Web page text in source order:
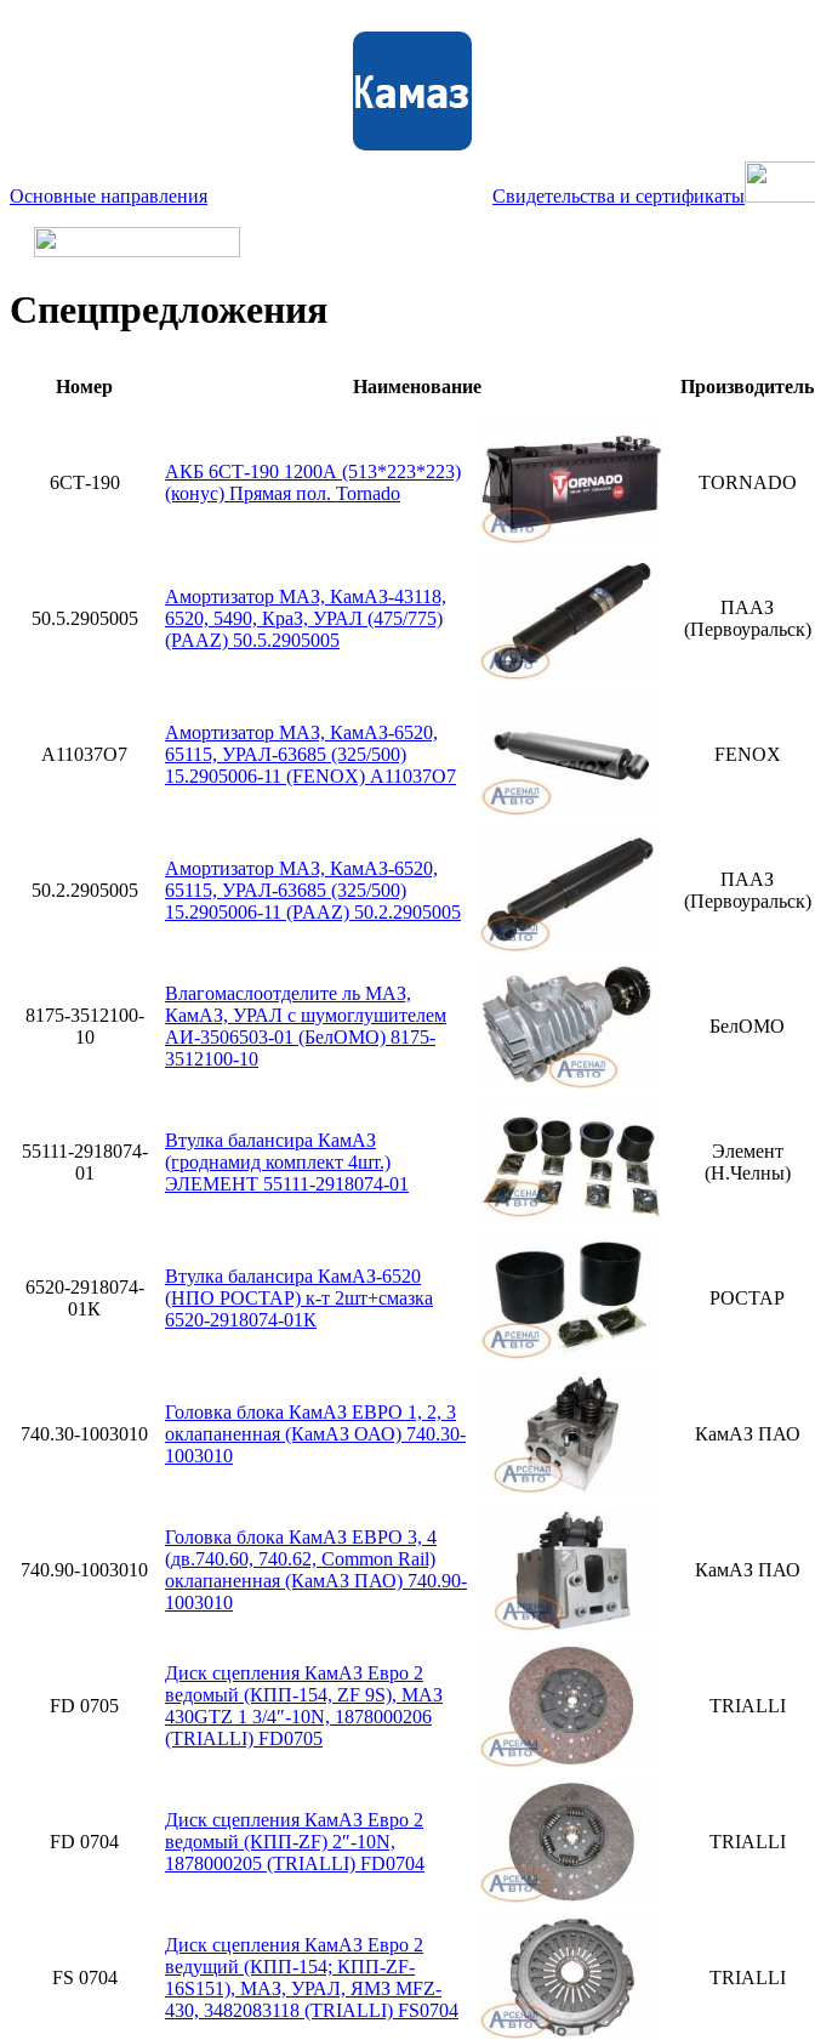
Основные направления Свидетельства и сертификаты
Спецпредложения
Номер Наименование Производитель
6СТ-190
АКБ 6СТ-190 1200А (513*223*223)
(конус) Прямая пол. Tornado
TORNADO
50.5.2905005
Амортизатор МАЗ, КамАЗ-43118,
6520, 5490, КраЗ, УРАЛ (475/775)
(PAAZ) 50.5.2905005
ПААЗ
(Первоуральск)
A11037O7
Амортизатор МАЗ, КамАЗ-6520,
65115, УРАЛ-63685 (325/500)
15.2905006-11 (FENOX) A11037O7
FENOX
50.2.2905005
Амортизатор МАЗ, КамАЗ-6520,
65115, УРАЛ-63685 (325/500)
15.2905006-11 (PAAZ) 50.2.2905005
ПААЗ
(Первоуральск)
8175-3512100-
10
Влагомаслоотделите ль МАЗ,
КамАЗ, УРАЛ с шумоглушителем
АИ-3506503-01 (БелОМО) 8175-
3512100-10
БелОМО
55111-2918074-
01
Втулка балансира КамАЗ
(гроднамид комплект 4шт.)
ЭЛЕМЕНТ 55111-2918074-01
Элемент
(Н.Челны)
6520-2918074-
01К
Втулка балансира КамАЗ-6520
(НПО РОСТАР) к-т 2шт+смазка
6520-2918074-01К
РОСТАР
740.30-1003010
Головка блока КамАЗ ЕВРО 1, 2, 3
оклапаненная (КамАЗ ОАО) 740.30-
1003010
КамАЗ ПАО
740.90-1003010
Головка блока КамАЗ ЕВРО 3, 4
(дв.740.60, 740.62, Common Rail)
оклапаненная (КамАЗ ПАО) 740.90-
1003010
КамАЗ ПАО
FD 0705
Диск сцепления КамАЗ Евро 2
ведомый (КПП-154, ZF 9S), МАЗ
430GTZ 1 3/4″-10N, 1878000206
(TRIALLI) FD0705
TRIALLI
FD 0704
Диск сцепления КамАЗ Евро 2
ведомый (КПП-ZF) 2″-10N,
1878000205 (TRIALLI) FD0704
TRIALLI
FS 0704
Диск сцепления КамАЗ Евро 2
ведущий (КПП-154; КПП-ZF-
16S151), МАЗ, УРАЛ, ЯМЗ MFZ-
430, 3482083118 (TRIALLI) FS0704
TRIALLI